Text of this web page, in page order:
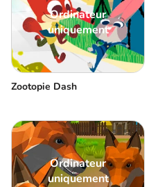
Ordinateur
uniquement
Zootopie Dash
Ordinateur
uniquement